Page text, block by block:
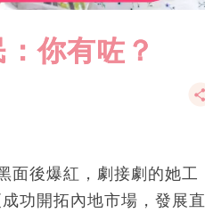
你有咗？
面後爆紅，劇接劇的她工
功開拓內地市場，發展直